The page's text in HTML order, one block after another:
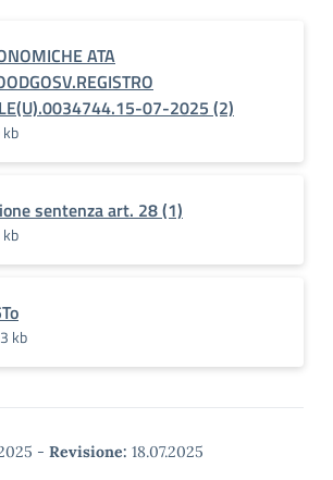
ATA
07-2025 (2)
sentenza art. 28 (1)
kb
- Revisione: 18.07.2025